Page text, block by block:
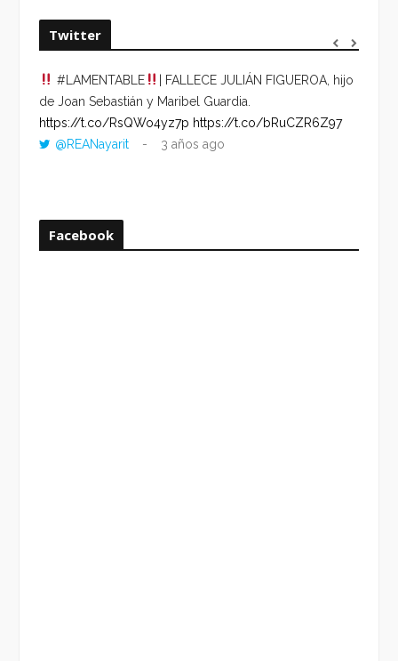
Twitter
#LAMENTABLE
| FALLECE JULIÁN FIGUEROA, hijo
de Joan Sebastián y Maribel Guardia.
https://t.co/RsQWo4yz7p https://t.co/bRuCZR6Z97
@REANayarit
3 años ago
Facebook